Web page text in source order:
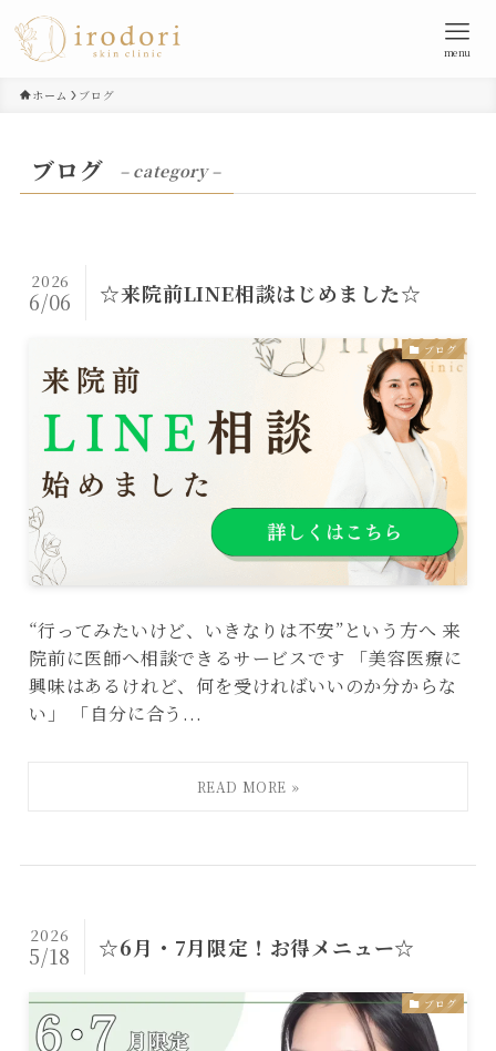
menu
ホーム ブログ
ブログ – category –
☆来院前LINE相談はじめました☆
2026
6/06
ブログ
“行ってみたいけど、いきなりは不安”という方へ 来
院前に医師へ相談できるサービスです 「美容医療に
興味はあるけれど、何を受ければいいのか分からな
い」 「自分に合う...
☆6月・7月限定！お得メニュー☆
2026
5/18
ブログ